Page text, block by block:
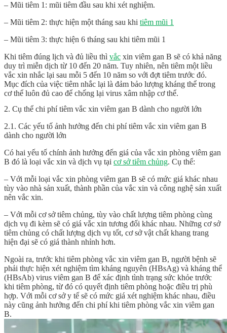
– Mũi tiêm 1: mũi tiêm đầu sau khi xét nghiệm.
– Mũi tiêm 2: thực hiện một tháng sau khi tiêm mũi 1
– Mũi tiêm 3: thực hiện 6 tháng sau khi tiêm mũi 1
Khi tiêm đúng lịch và đủ liều thì vắc xin viêm gan B sẽ có khả năng
duy trì miễn dịch từ 10 đến 20 năm. Tuy nhiên, nên tiêm một liều
vắc xin nhắc lại sau mỗi 5 đến 10 năm so với đợt tiêm trước đó.
Mục đích của việc tiêm nhắc lại là đảm bảo lượng kháng thể trong
cơ thể luôn đủ cao để chống lại virus xâm nhập cơ thể.
2. Cụ thể chi phí tiêm vắc xin viêm gan B dành cho người lớn
2.1. Các yếu tố ảnh hưởng đến chi phí tiêm vắc xin viêm gan B
dành cho người lớn
Có hai yếu tố chính ảnh hưởng đến giá của vắc xin phòng viêm gan
B đó là loại vắc xin và dịch vụ tại cơ sở tiêm chủng. Cụ thể:
– Với mỗi loại vắc xin phòng viêm gan B sẽ có mức giá khác nhau
tùy vào nhà sản xuất, thành phần của vắc xin và công nghệ sản xuất
nên vắc xin.
– Với mỗi cơ sở tiêm chủng, tùy vào chất lượng tiêm phòng cùng
dịch vụ đi kèm sẽ có giá vắc xin tương đối khác nhau. Những cơ sở
tiêm chủng có chất lượng dịch vụ tốt, cơ sở vật chất khang trang
hiện đại sẽ có giá thành nhỉnh hơn.
Ngoài ra, trước khi tiêm phòng vắc xin viêm gan B, người bệnh sẽ
phải thực hiện xét nghiệm tìm kháng nguyên (HBsAg) và kháng thể
(HBsAb) virus viêm gan B để xác định tình trạng sức khỏe trước
khi tiêm phòng, từ đó có quyết định tiêm phòng hoặc điều trị phù
hợp. Với mỗi cơ sở y tế sẽ có mức giá xét nghiệm khác nhau, điều
này cũng ảnh hưởng đến chi phí khi tiêm phòng vắc xin viêm gan
B.